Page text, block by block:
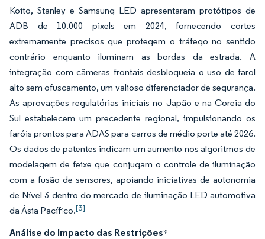
Koito, Stanley e Samsung LED apresentaram protótipos de
ADB de 10.000 pixels em 2024, fornecendo cortes
extremamente precisos que protegem o tráfego no sentido
contrário enquanto iluminam as bordas da estrada. A
integração com câmeras frontais desbloqueia o uso de farol
alto sem ofuscamento, um valioso diferenciador de segurança.
As aprovações regulatórias iniciais no Japão e na Coreia do
Sul estabelecem um precedente regional, impulsionando os
faróis prontos para ADAS para carros de médio porte até 2026.
Os dados de patentes indicam um aumento nos algoritmos de
modelagem de feixe que conjugam o controle de iluminação
com a fusão de sensores, apoiando iniciativas de autonomia
de Nível 3 dentro do mercado de iluminação LED automotiva
da Ásia Pacífico.[3]
Análise do Impacto das Restrições*